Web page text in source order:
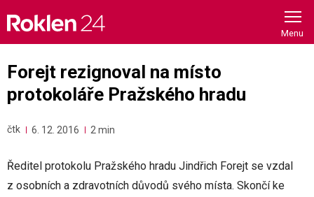
content
Forejt rezignoval na místo
protokoláře Pražského hradu
čtk 6. 12. 2016 2 min
Ředitel protokolu Pražského hradu Jindřich Forejt se vzdal
z osobních a zdravotních důvodů svého místa. Skončí ke